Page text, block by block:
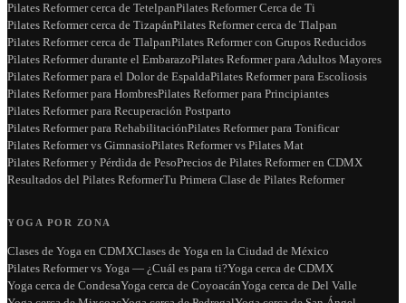
Pilates Reformer cerca de TetelpanPilates Reformer Cerca de Ti
Pilates Reformer cerca de TizapánPilates Reformer cerca de Tlalpan
Pilates Reformer cerca de TlalpanPilates Reformer con Grupos Reducidos
Pilates Reformer durante el EmbarazoPilates Reformer para Adultos Mayores
Pilates Reformer para el Dolor de EspaldaPilates Reformer para Escoliosis
Pilates Reformer para HombresPilates Reformer para Principiantes
Pilates Reformer para Recuperación Postparto
Pilates Reformer para RehabilitaciónPilates Reformer para Tonificar
Pilates Reformer vs GimnasioPilates Reformer vs Pilates Mat
Pilates Reformer y Pérdida de PesoPrecios de Pilates Reformer en CDMX
Resultados del Pilates ReformerTu Primera Clase de Pilates Reformer
YOGA POR ZONA
Clases de Yoga en CDMXClases de Yoga en la Ciudad de México
Pilates Reformer vs Yoga — ¿Cuál es para ti?Yoga cerca de CDMX
Yoga cerca de CondesaYoga cerca de CoyoacánYoga cerca de Del Valle